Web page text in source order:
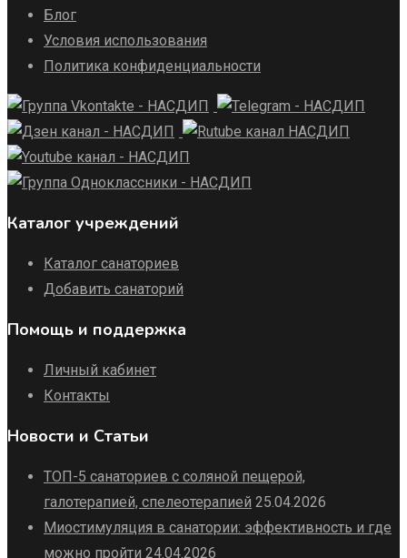
Блог
Условия использования
Политика конфиденциальности
Каталог учреждений
Каталог санаториев
Добавить санаторий
Помощь и поддержка
Личный кабинет
Контакты
Новости и Статьи
ТОП-5 санаториев с соляной пещерой,
галотерапией, спелеотерапией 25.04.2026
Миостимуляция в санатории: эффективность и где
можно пройти 24.04.2026